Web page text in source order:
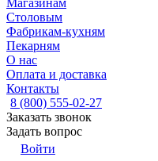
Магазинам
Столовым
Фабрикам-кухням
Пекарням
О нас
Оплата и доставка
Контакты
8 (800) 555-02-27
Заказать звонок
Задать вопрос
Войти